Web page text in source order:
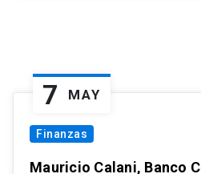
7 MAY
Finanzas
Mauricio Calani, Banco